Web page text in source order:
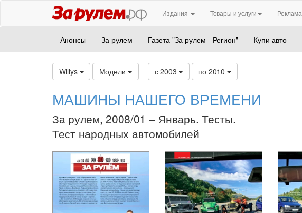
Издания Товары и услуги Реклама
Анонсы За рулем Газета "За рулем - Регион" Купи авто
Willys Модели с 2003 по 2010
МАШИНЫ НАШЕГО ВРЕМЕНИ
За рулем, 2008/01 – Январь. Тесты.
Тест народных автомобилей